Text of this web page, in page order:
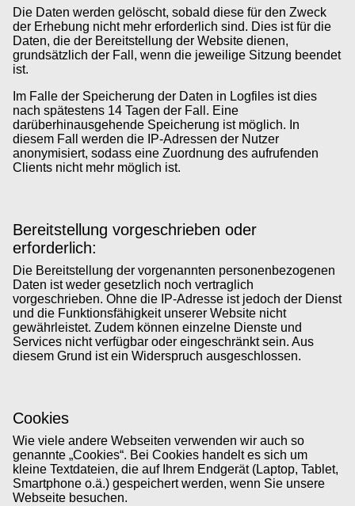
Die Daten werden gelöscht, sobald diese für den Zweck
der Erhebung nicht mehr erforderlich sind. Dies ist für die
Daten, die der Bereitstellung der Website dienen,
grundsätzlich der Fall, wenn die jeweilige Sitzung beendet
ist.
Im Falle der Speicherung der Daten in Logfiles ist dies
nach spätestens 14 Tagen der Fall. Eine
darüberhinausgehende Speicherung ist möglich. In
diesem Fall werden die IP-Adressen der Nutzer
anonymisiert, sodass eine Zuordnung des aufrufenden
Clients nicht mehr möglich ist.
Bereitstellung vorgeschrieben oder
erforderlich:
Die Bereitstellung der vorgenannten personenbezogenen
Daten ist weder gesetzlich noch vertraglich
vorgeschrieben. Ohne die IP-Adresse ist jedoch der Dienst
und die Funktionsfähigkeit unserer Website nicht
gewährleistet. Zudem können einzelne Dienste und
Services nicht verfügbar oder eingeschränkt sein. Aus
diesem Grund ist ein Widerspruch ausgeschlossen.
Cookies
Wie viele andere Webseiten verwenden wir auch so
genannte „Cookies“. Bei Cookies handelt es sich um
kleine Textdateien, die auf Ihrem Endgerät (Laptop, Tablet,
Smartphone o.ä.) gespeichert werden, wenn Sie unsere
Webseite besuchen.